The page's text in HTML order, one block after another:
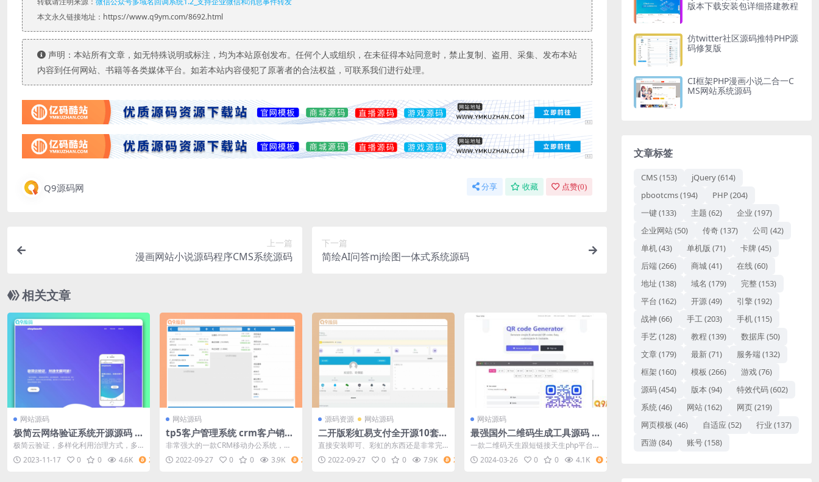
本文永久链接地址：https://www.q9ym.com/8692.html
声明：本站所有文章，如无特殊说明或标注，均为本站原创发布。任何个人或组织，在未征得本站同意时，禁止复制、盗用、采集、发布本站
内容到任何网站、书籍等各类媒体平台。如若本站内容侵犯了原著者的合法权益，可联系我们进行处理。
Q9源码网 分享 收藏 点赞(0)
上一篇
漫画网站小说源码程序CMS系统源码
下一篇
简绘AI问答mj绘图一体式系统源码
相关文章
网站源码
极简云网络验证系统开源源码 2
023年11月版
极简云验证，多样化利用治理方式，多
种名目任您制作，散布式利用开关，让
你的利用制作...
2023-11-17 0 0 4.6K 2
网站源码
tp5客户管理系统 crm客户销售
erp管理系统 电销系统源码
非常强大的一款CRM移动办公系统，功
能非常多，界面简洁大气！带手机端自
适应，可封
2022-09-27 0 0 3.9K 2
源码资源 网站源码
二开版彩虹易支付全开源10套模
板带风控实名系统源码
直接安装即可、彩虹的东西还是非常完
善了的。此版本为彩虹易支付原作者二
开版本，新加
2022-09-27 0 0 7.9K 2
网站源码
最强国外二维码生成工具源码 U
RL缩短链接网站源码
一款二维码天生跟短链接天生php平台代
码，外洋的顺序须要本人翻译。
2024-03-26 0 0 4.1K 2
版本下载安装包详细搭建教程
仿twitter社区源码推特PHP源
码修复版
CI框架PHP漫画小说二合一C
MS网站系统源码
文章标签
CMS(153) jQuery(614)
pbootcms(194) PHP(204)
一键(133) 主题 (62) 企业 (197)
企业网站(50) 传奇(137) 公司 (42)
单机(43) 单机版 (71) 卡牌 (45)
后端(266) 商城(41) 在线(60)
地址 (138) 域名 (179) 完整(153)
平台 (162) 开源(49) 引擎(192)
战神 (66) 手工(203) 手机(115)
手艺(128) 教程 (139) 数据库(50)
文章 (179) 最新 (71) 服务端(132)
框架 (160) 模板 (266) 游戏(76)
源码(454) 版本 (94) 特效代码(602)
系统(46) 网站(162) 网页(219)
网页模板 (46) 自适应 (52) 行业 (137)
西游(84) 账号(158)